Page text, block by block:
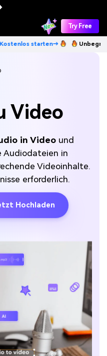
Try Free
Unbegrenzt KI-
Video
in Videound
Audiodateien in
Videoinhalte.
erforderlich.
Hochladen